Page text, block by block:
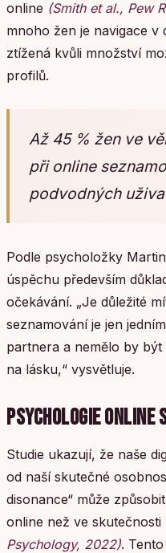
online (Smith et al., Pew
mnoho žen je navigace v
ztížená kvůli množství
profilů.
Až 45 % žen ve
při online
podvodných
Podle psycholožky
úspěchu především
očekávání. „Je důležité
seznamování je jen
partnera a nemělo by
na lásku,“ vysvětluje.
PSYCHOLOGIE ONLINE
Studie ukazují, že naše
od naší skutečné
disonance“ může
online než ve skutečnosti
Psychology, 2022).